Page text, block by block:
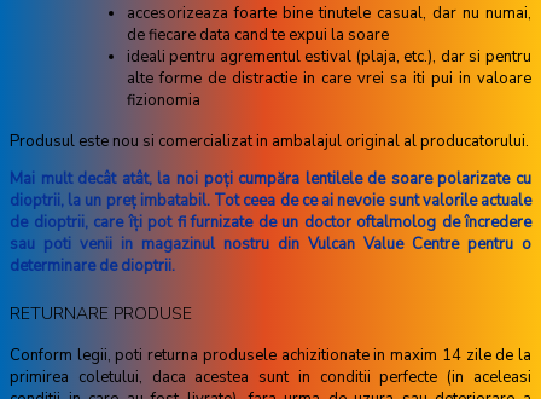
accesorizeaza foarte bine tinutele casual, dar nu numai,
de fiecare data cand te expui la soare
ideali pentru agrementul estival (plaja, etc.), dar si pentru
alte forme de distractie in care vrei sa iti pui in valoare
fizionomia
Produsul este nou si comercializat in ambalajul original al producatorului.
Mai mult decât atât, la noi poţi cumpăra lentilele de soare polarizate cu
dioptrii, la un preţ imbatabil. Tot ceea de ce ai nevoie sunt valorile actuale
de dioptrii, care îţi pot fi furnizate de un doctor oftalmolog de încredere
sau poti venii in magazinul nostru din Vulcan Value Centre pentru o
determinare de dioptrii.
RETURNARE PRODUSE
Conform legii, poti returna produsele achizitionate in maxim 14 zile de la
primirea coletului, daca acestea sunt in conditii perfecte (in aceleasi